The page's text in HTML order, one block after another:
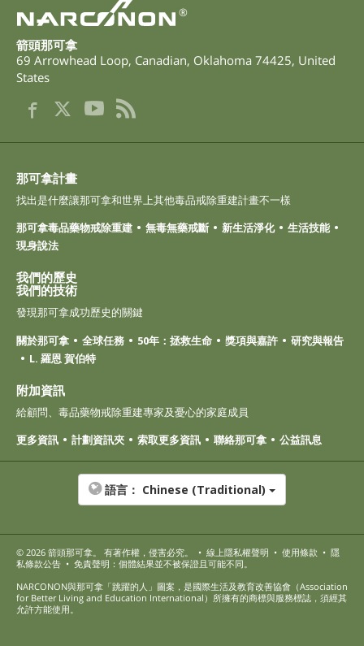
®
箭頭那可拿
69 Arrowhead Loop, Canadian, Oklahoma 74425, United
States
那可拿計畫
找出是什麼讓那可拿和世界上其他毒品戒除重建計畫不一樣
那可拿毒品藥物戒除重建
無毒無藥戒斷 新生活淨化
生活技能
現身說法
我們的歷史
我們的技術
發現那可拿成功歷史的關鍵
關於那可拿
全球任務 50年：拯救生命 獎項與嘉許
研究與報告
L. 羅恩 賀伯特
附加資訊
給顧問、毒品藥物戒除重建專家及憂心的家庭成員
更多資訊
計劃資訊夾 索取更多資訊 聯絡那可拿 公益訊息
語言： Chinese (Traditional)
© 2026 箭頭那可拿 。 有著作權，侵害必究。 • 線上隱私權聲明 • 使用條款 • 隱
私條款公告 • 免責聲明：個體結果並不被保證且可能不同。
NARCONON與那可拿「跳躍的人」圖案，是國際生活及教育改善協會（Association
for Better Living and Education International）所擁有的商標與服務標誌，須經其
允許方能使用。